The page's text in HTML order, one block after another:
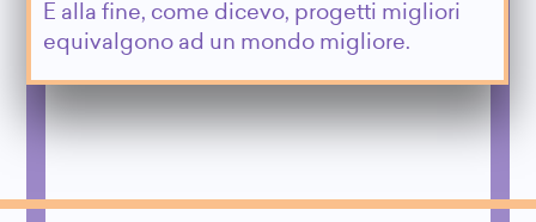
E alla fine, come dicevo, progetti migliori
equivalgono ad un mondo migliore.